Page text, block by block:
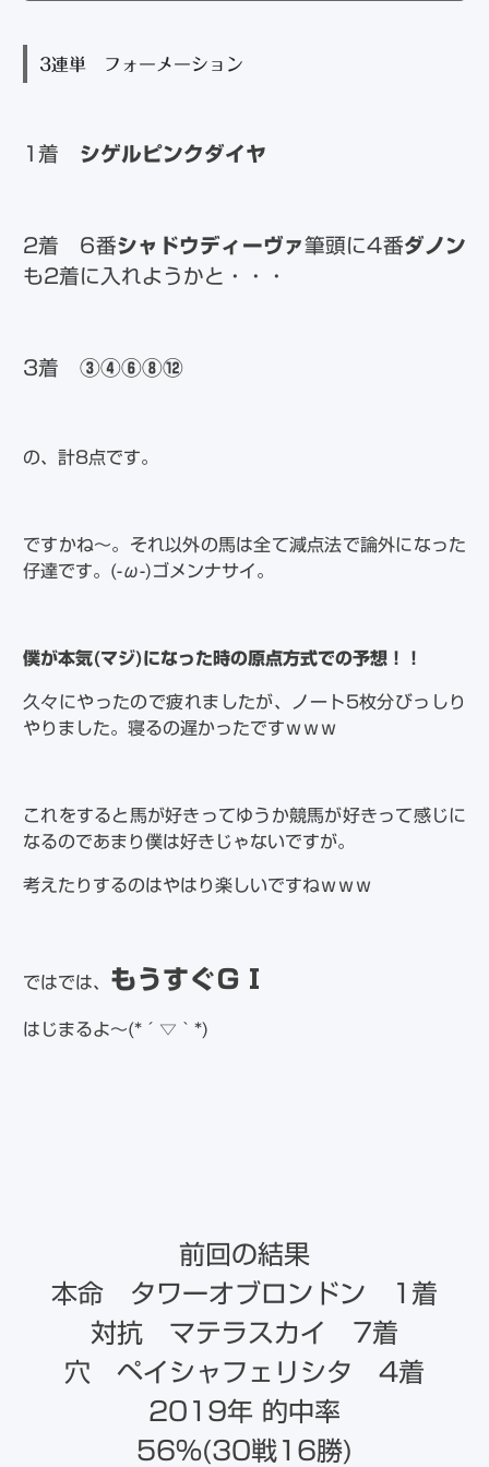
3連単 フォーメーション
1着 シゲルピンクダイヤ
2着 6番シャドウディーヴァ筆頭に4番ダノン
も2着に入れようかと・・・
3着 ③④⑥⑧⑫
の、計8点です。
ですかね～。それ以外の馬は全て減点法で論外になった
仔達です。(-ω-)ゴメンナサイ。
僕が本気(マジ)になった時の原点方式での予想！！
久々にやったので疲れましたが、ノート5枚分びっしり
やりました。寝るの遅かったですｗｗｗ
これをすると馬が好きってゆうか競馬が好きって感じに
なるのであまり僕は好きじゃないですが。
考えたりするのはやはり楽しいですねｗｗｗ
ではでは、 もうすぐＧⅠ
はじまるよ～(*´▽｀*)
前回の結果
本命 タワーオブロンドン 1着
対抗 マテラスカイ 7着
穴 ペイシャフェリシタ 4着
2019年 的中率
56％(30戦16勝)